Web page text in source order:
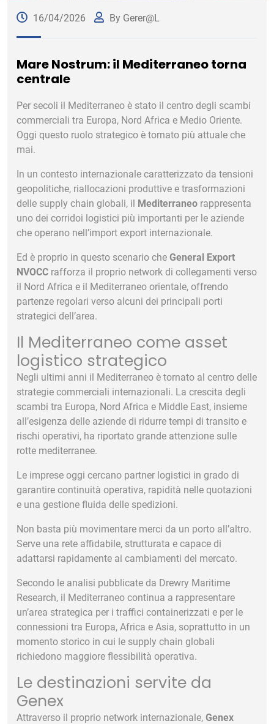
16/04/2026 By Gerer@l
Mare Nostrum: il Mediterraneo torna
centrale
Per secoli il Mediterraneo è stato il centro degli scambi
commerciali tra Europa, Nord Africa e Medio Oriente.
Oggi questo ruolo strategico è tornato più attuale che
mai.
In un contesto internazionale caratterizzato da tensioni
geopolitiche, riallocazioni produttive e trasformazioni
delle supply chain globali, il Mediterraneo rappresenta
uno dei corridoi logistici più importanti per le aziende
che operano nell’import export internazionale.
Ed è proprio in questo scenario che General Export
NVOCC rafforza il proprio network di collegamenti verso
il Nord Africa e il Mediterraneo orientale, offrendo
partenze regolari verso alcuni dei principali porti
strategici dell’area.
Il Mediterraneo come asset
logistico strategico
Negli ultimi anni il Mediterraneo è tornato al centro delle
strategie commerciali internazionali. La crescita degli
scambi tra Europa, Nord Africa e Middle East, insieme
all’esigenza delle aziende di ridurre tempi di transito e
rischi operativi, ha riportato grande attenzione sulle
rotte mediterranee.
Le imprese oggi cercano partner logistici in grado di
garantire continuità operativa, rapidità nelle quotazioni
e una gestione fluida delle spedizioni.
Non basta più movimentare merci da un porto all’altro.
Serve una rete affidabile, strutturata e capace di
adattarsi rapidamente ai cambiamenti del mercato.
Secondo le analisi pubblicate da Drewry Maritime
Research, il Mediterraneo continua a rappresentare
un’area strategica per i traffici containerizzati e per le
connessioni tra Europa, Africa e Asia, soprattutto in un
momento storico in cui le supply chain globali
richiedono maggiore flessibilità operativa.
Le destinazioni servite da
Genex
Attraverso il proprio network internazionale, Genex